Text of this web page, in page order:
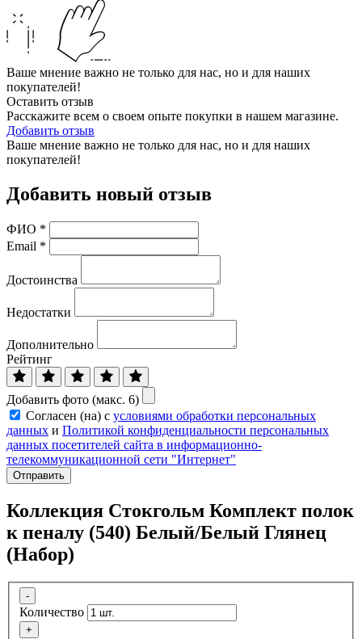
Ваше мнение важно не только для нас, но и для наших
покупателей!
Оставить отзыв
Расскажите всем о своем опыте покупки в нашем магазине.
Добавить отзыв
Ваше мнение важно не только для нас, но и для наших
покупателей!
Добавить новый отзыв
ФИО *
Email *
Достоинства
Недостатки
Дополнительно
Рейтинг
Добавить фото (макс. 6)
Согласен (на) с условиями обработки персональных
данных и Политикой конфиденциальности персональных
данных посетителей сайта в информационно-
телекоммуникационной сети "Интернет"
Отправить
Коллекция Стокгольм Комплект полок
к пеналу (540) Белый/Белый Глянец
(Набор)
-
Количество
+